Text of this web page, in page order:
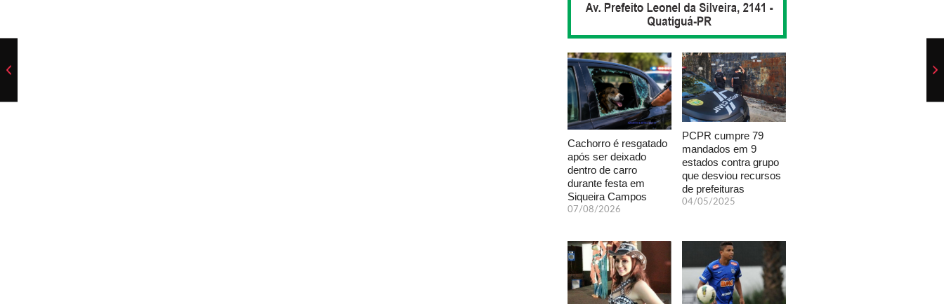
Cachorro é resgatado
após ser deixado
dentro de carro
durante festa em
Siqueira Campos
07/08/2026
PCPR cumpre 79
mandados em 9
estados contra grupo
que desviou recursos
de prefeituras
04/05/2025